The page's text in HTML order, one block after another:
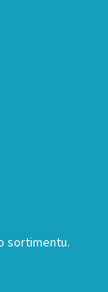
sortimentu.